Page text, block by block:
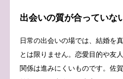
出会いの質が合っていな
日常の出会いの場では、結婚を
とは限りません。恋愛目的や友
関係は進みにくいものです。佐